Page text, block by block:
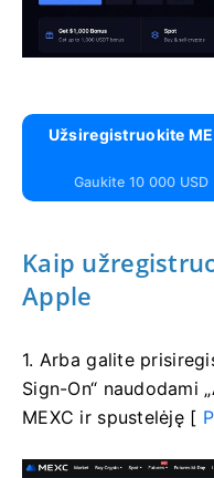
Užsiregistruokite
Gaukite 10 000
Kaip
Apple
1. Arba galite
Sign-On“ naudodami
MEXC ir spustelėję [